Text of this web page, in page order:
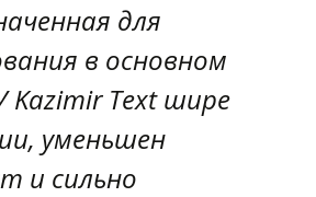
для
в основном
Kazimir Text шире
уменьшен
и сильно